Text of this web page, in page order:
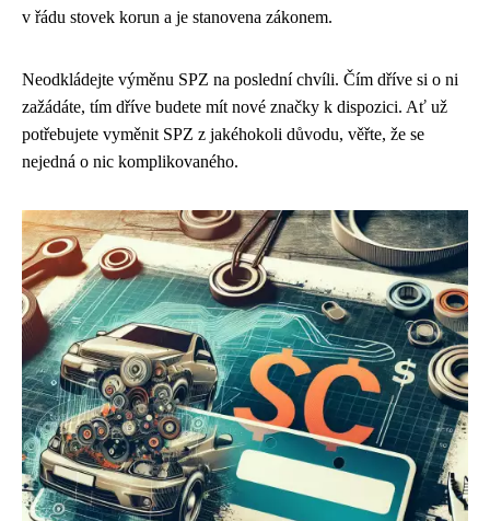
v řádu stovek korun a je stanovena zákonem.
Neodkládejte výměnu SPZ na poslední chvíli. Čím dříve si o ni
zažádáte, tím dříve budete mít nové značky k dispozici. Ať už
potřebujete vyměnit SPZ z jakéhokoli důvodu, věřte, že se
nejedná o nic komplikovaného.